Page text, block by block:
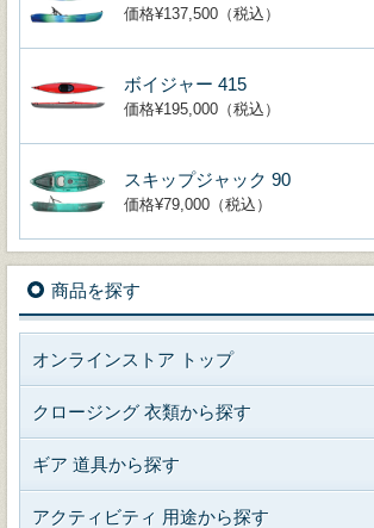
価格¥137,500（税込）
ボイジャー 415
価格¥195,000（税込）
スキップジャック 90
価格¥79,000（税込）
商品を探す
オンラインストア トップ
クロージング 衣類から探す
ギア 道具から探す
アクティビティ 用途から探す